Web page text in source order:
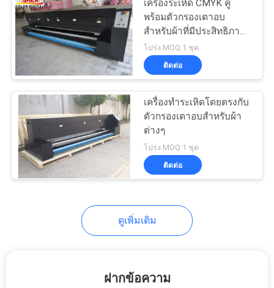
เครื่องระเหิด CMYK คู่
พร้อมตัวกรองเตาอบ
สำหรับผ้าที่มีประสิทธิภาพ
ความร้อนสูง
โปร่ง MOQ:1 ชุด
ติดต่อ
เครื่องทำระเหิดโดยตรงกับ
ตัวกรองเตาอบสำหรับผ้า
ต่างๆ
โปร่ง MOQ:1 ชุด
ติดต่อ
ดูเพิ่มเติม
ฝากข้อความ